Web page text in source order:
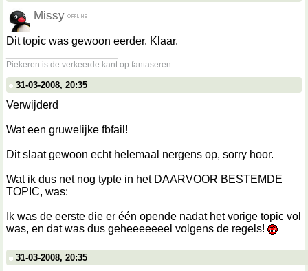
Missy
Dit topic was gewoon eerder. Klaar.
Piekeren is de verkeerde kant op fantaseren.
31-03-2008, 20:35
Verwijderd
Wat een gruwelijke fbfail!
Dit slaat gewoon echt helemaal nergens op, sorry hoor.
Wat ik dus net nog typte in het DAARVOOR BESTEMDE
TOPIC, was:
Ik was de eerste die er één opende nadat het vorige topic vol
was, en dat was dus geheeeeeeel volgens de regels!
31-03-2008, 20:35